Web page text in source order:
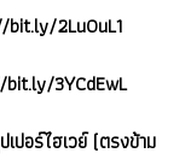
2LuOuL1
3YCdEwL
ปอร์ไฮเวย์ (ตรงข้าม